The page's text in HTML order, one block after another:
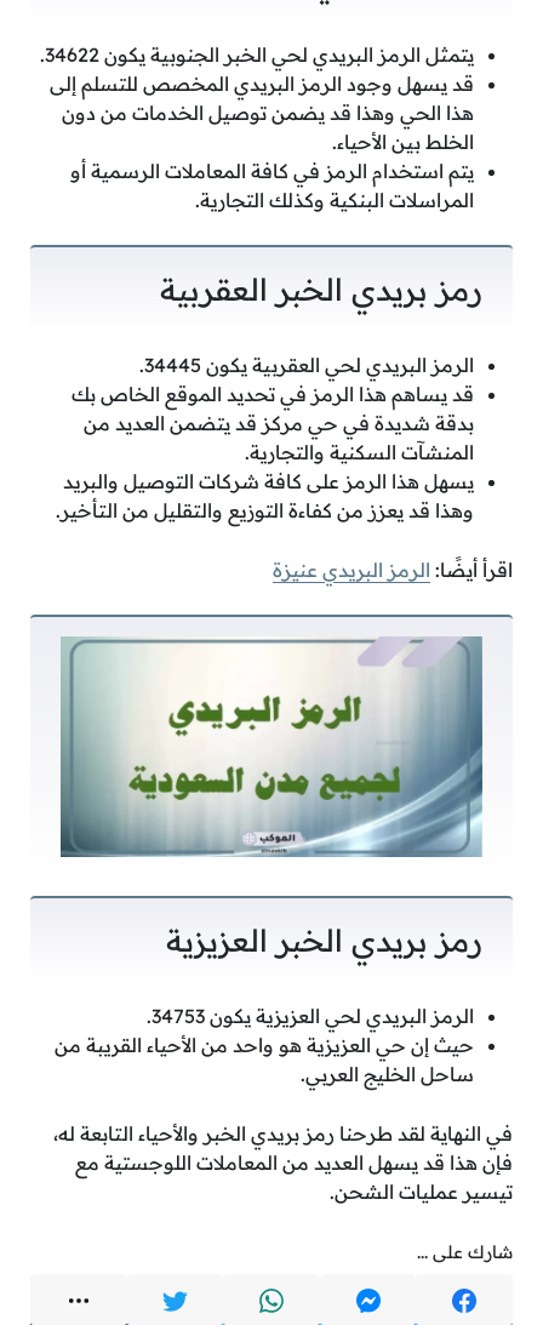
يتمثل الرمز البريدي لحي الخبر الجنوبية يكون 34622.
قد يسهل وجود الرمز البريدي المخصص للتسلم إلى
هذا الحي وهذا قد يضمن توصيل الخدمات من دون
الخلط بين الأحياء.
يتم استخدام الرمز في كافة المعاملات الرسمية أو
المراسلات البنكية وكذلك التجارية.
رمز بريدي الخبر العقربية
الرمز البريدي لحي العقربية يكون 34445.
قد يساهم هذا الرمز في تحديد الموقع الخاص بك
بدقة شديدة في حي مركز قد يتضمن العديد من
المنشآت السكنية والتجارية.
يسهل هذا الرمز على كافة شركات التوصيل والبريد
وهذا قد يعزز من كفاءة التوزيع والتقليل من التأخير.
اقرأ أيضًا: الرمز البريدي عنيزة
رمز بريدي الخبر العزيزية
الرمز البريدي لحي العزيزية يكون 34753.
حيث إن حي العزيزية هو واحد من الأحياء القريبة من
ساحل الخليج العربي.
في النهاية لقد طرحنا رمز بريدي الخبر والأحياء التابعة له،
فإن هذا قد يسهل العديد من المعاملات اللوجستية مع
تيسير عمليات الشحن.
شارك على ...